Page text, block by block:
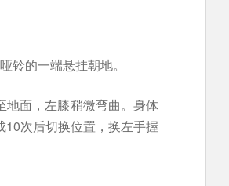
铃的一端悬挂朝地。
地面，左膝稍微弯曲。身体
次后切换位置，换左手握